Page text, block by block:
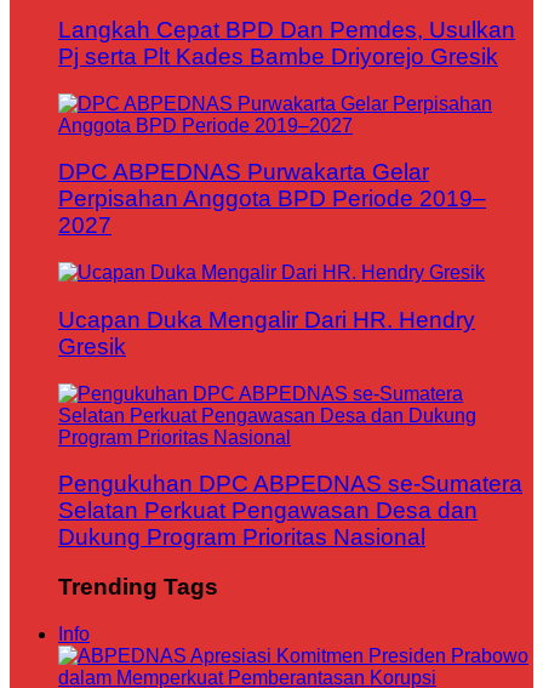
Langkah Cepat BPD Dan Pemdes, Usulkan
Pj serta Plt Kades Bambe Driyorejo Gresik
DPC ABPEDNAS Purwakarta Gelar
Perpisahan Anggota BPD Periode 2019–
2027
Ucapan Duka Mengalir Dari HR. Hendry
Gresik
Pengukuhan DPC ABPEDNAS se-Sumatera
Selatan Perkuat Pengawasan Desa dan
Dukung Program Prioritas Nasional
Trending Tags
Info